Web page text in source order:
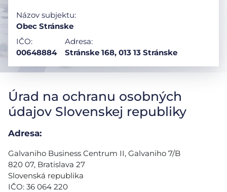
Názov subjektu:
Obec Stránske
IČO:
00648884
Adresa:
Stránske 168, 013 13 Stránske
Úrad na ochranu osobných
údajov Slovenskej republiky
Adresa:
Galvaniho Business Centrum II, Galvaniho 7/B
820 07, Bratislava 27
Slovenská republika
IČO: 36 064 220